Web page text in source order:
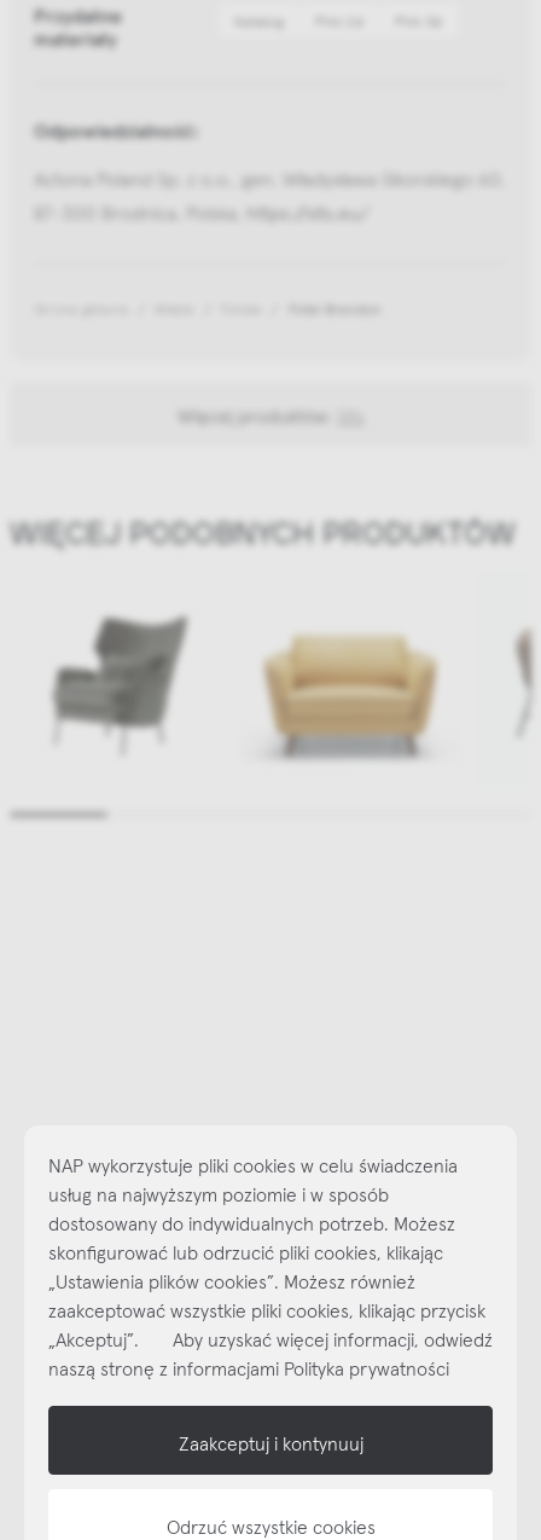
Przydatne
materiały
Katalog
Odpowiedzialność:
Actona Poland Sp. z o.o., gen. Władysława Sikorskiego 60,
87-300 Brodnica, Polska,
https://sits.eu/
Więcej produktów:
WIĘCEJ PODOBNYCH PRODUKTÓW
Najlepsze inspiracje i promocje na wyciągnięcie ręki, zapisz się już
dzisiaj do naszego cyklicznego newslettera!
SubskrybujNEWSLETTER
shop online
NAP
NAP wykorzystuje pliki cookies w celu świadczenia
usług na najwyższym poziomie i w sposób
dostosowany do indywidualnych potrzeb. Możesz
skonfigurować lub odrzucić pliki cookies, klikając
„Ustawienia plików cookies”. Możesz również
zaakceptować wszystkie pliki cookies, klikając przycisk
„Akceptuj”. Aby uzyskać więcej informacji, odwiedź
naszą stronę z informacjami Polityka prywatności
Zaakceptuj i kontynuuj
Odrzuć wszystkie cookies